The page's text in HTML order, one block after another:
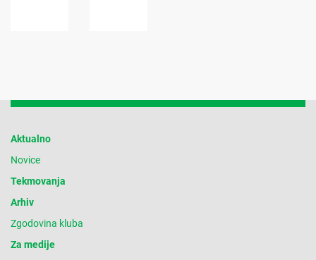
Aktualno
Novice
Tekmovanja
Arhiv
Zgodovina kluba
Za medije